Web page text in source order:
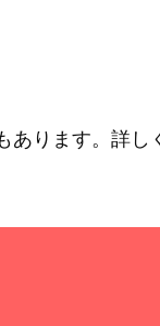
あります。詳し